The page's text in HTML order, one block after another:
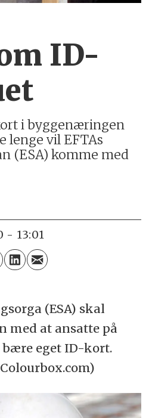
ID-
i byggenæringen
lenge vil EFTAs
(ESA) komme med
- 13:01
(ESA) skal
med at ansatte på
eget ID-kort.